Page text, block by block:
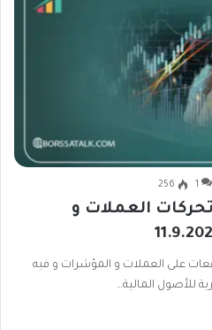
1
256
العملات و
على العملات و المؤشرات و فيه
للأصول المالية…